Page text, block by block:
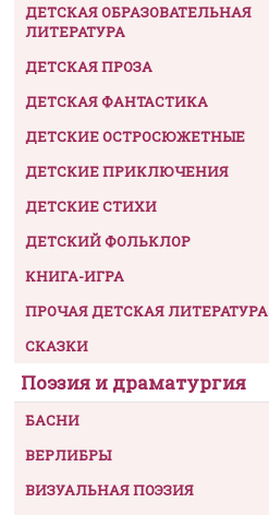
ДЕТСКАЯ ОБРАЗОВАТЕЛЬНАЯ
ЛИТЕРАТУРА
ДЕТСКАЯ ПРОЗА
ДЕТСКАЯ ФАНТАСТИКА
ДЕТСКИЕ ОСТРОСЮЖЕТНЫЕ
ДЕТСКИЕ ПРИКЛЮЧЕНИЯ
ДЕТСКИЕ СТИХИ
ДЕТСКИЙ ФОЛЬКЛОР
КНИГА-ИГРА
ПРОЧАЯ ДЕТСКАЯ ЛИТЕРАТУРА
СКАЗКИ
Поэзия и драматургия
БАСНИ
ВЕРЛИБРЫ
ВИЗУАЛЬНАЯ ПОЭЗИЯ